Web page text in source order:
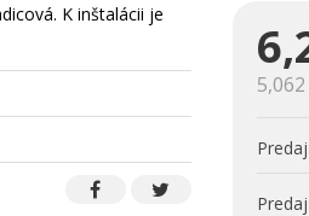
K inštalácii je